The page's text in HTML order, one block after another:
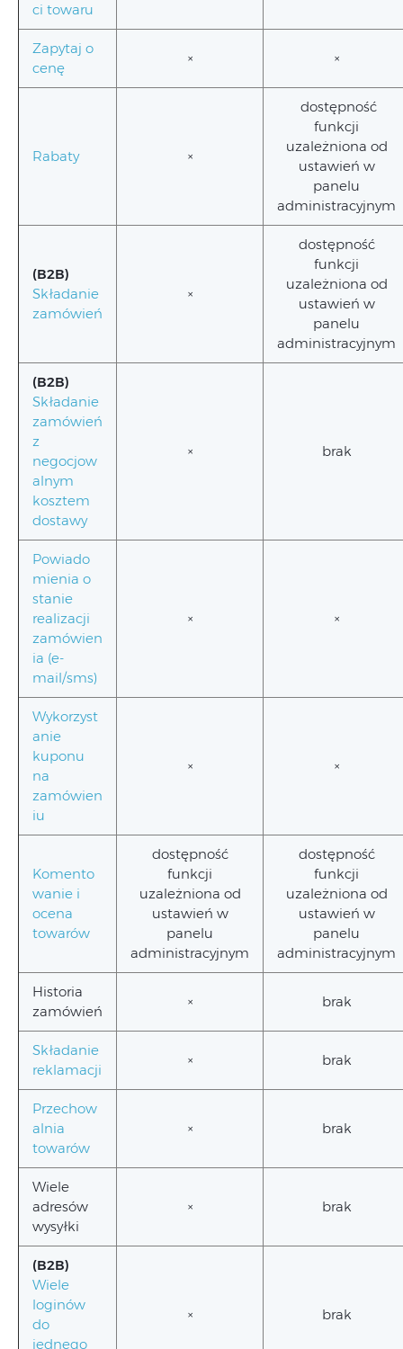
ci towaru
Zapytaj o
cenę
× ×
Rabaty ×
dostępność
funkcji
uzależniona od
ustawień w
panelu
administracyjnym
(B2B)
Składanie
zamówień
×
dostępność
funkcji
uzależniona od
ustawień w
panelu
administracyjnym
(B2B)
Składanie
zamówień
z
negocjow
alnym
kosztem
dostawy
× brak
Powiado
mienia o
stanie
realizacji
zamówien
ia (e-
mail/sms)
× ×
Wykorzyst
anie
kuponu
na
zamówien
iu
× ×
Komento
wanie i
ocena
towarów
dostępność
funkcji
uzależniona od
ustawień w
panelu
administracyjnym
dostępność
funkcji
uzależniona od
ustawień w
panelu
administracyjnym
Historia
zamówień
× brak
Składanie
reklamacji
× brak
Przechow
alnia
towarów
× brak
Wiele
adresów
wysyłki
× brak
(B2B)
Wiele
loginów
do
jednego
× brak